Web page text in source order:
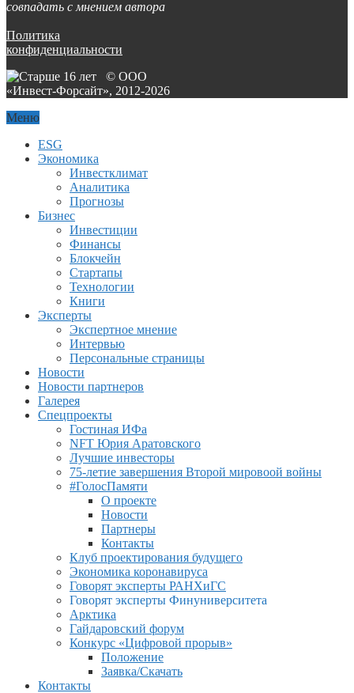
совпадать с мнением автора
Политика
конфиденциальности
© ООО
«Инвест-Форсайт», 2012-2026
Меню
ESG
Экономика
Инвестклимат
Аналитика
Прогнозы
Бизнес
Инвестиции
Финансы
Блокчейн
Стартапы
Технологии
Книги
Эксперты
Экспертное мнение
Интервью
Персональные страницы
Новости
Новости партнеров
Галерея
Спецпроекты
Гостиная ИФа
NFT Юрия Аратовского
Лучшие инвесторы
75-летие завершения Второй мировоой войны
#ГолосПамяти
О проекте
Новости
Партнеры
Контакты
Клуб проектирования будущего
Экономика коронавируса
Говорят эксперты РАНХиГС
Говорят эксперты Финуниверситета
Арктика
Гайдаровский форум
Конкурс «Цифровой прорыв»
Положение
Заявка/Скачать
Контакты